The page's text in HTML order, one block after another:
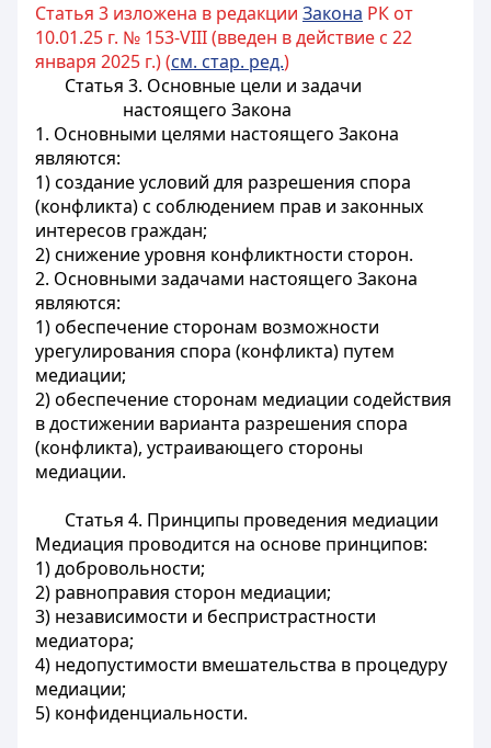
Статья 3 изложена в редакции Закона РК от
10.01.25 г. № 153-VIII (введен в действие с 22
января 2025 г.) (см. стар. ред.)
Статья 3. Основные цели и задачи
настоящего Закона
1. Основными целями настоящего Закона
являются:
1) создание условий для разрешения спора
(конфликта) с соблюдением прав и законных
интересов граждан;
2) снижение уровня конфликтности сторон.
2. Основными задачами настоящего Закона
являются:
1) обеспечение сторонам возможности
урегулирования спора (конфликта) путем
медиации;
2) обеспечение сторонам медиации содействия
в достижении варианта разрешения спора
(конфликта), устраивающего стороны
медиации.
Статья 4. Принципы проведения медиации
Медиация проводится на основе принципов:
1) добровольности;
2) равноправия сторон медиации;
3) независимости и беспристрастности
медиатора;
4) недопустимости вмешательства в процедуру
медиации;
5) конфиденциальности.